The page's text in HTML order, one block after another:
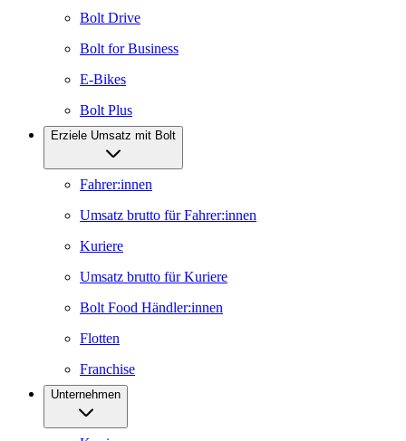
Bolt Drive
Bolt for Business
E-Bikes
Bolt Plus
Erziele Umsatz mit Bolt
Fahrer:innen
Umsatz brutto für Fahrer:innen
Kuriere
Umsatz brutto für Kuriere
Bolt Food Händler:innen
Flotten
Franchise
Unternehmen